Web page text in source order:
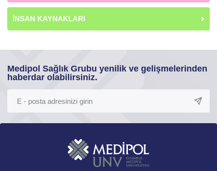
İNSAN KAYNAKLARI
Medipol Sağlık Grubu yenilik ve gelişmelerinden
haberdar olabilirsiniz.